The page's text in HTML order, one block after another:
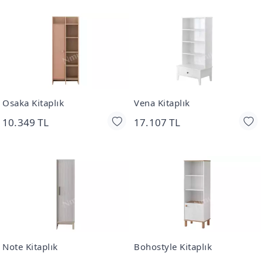
Osaka Kitaplık
10.349 TL
Vena Kitaplık
17.107 TL
Note Kitaplık Bohostyle Kitaplık